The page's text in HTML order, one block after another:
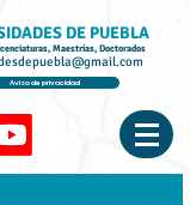
DE PUEBLA
Maestrías, Doctorados
Aviso de privacidad